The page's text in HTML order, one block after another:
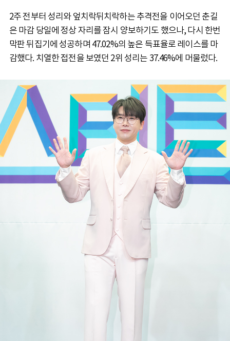
2주 전부터 성리와 엎치락뒤치락하는 추격전을 이어오던 춘길
은 마감 당일에 정상 자리를 잠시 양보하기도 했으나, 다시 한번
막판 뒤집기에 성공하며 47.02%의 높은 득표율로 레이스를 마
감했다. 치열한 접전을 보였던 2위 성리는 37.46%에 머물렀다.